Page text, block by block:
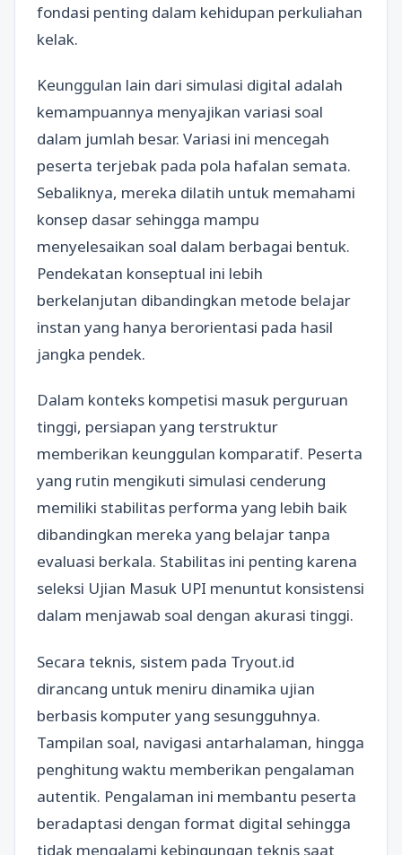
fondasi penting dalam kehidupan perkuliahan
kelak.
Keunggulan lain dari simulasi digital adalah
kemampuannya menyajikan variasi soal
dalam jumlah besar. Variasi ini mencegah
peserta terjebak pada pola hafalan semata.
Sebaliknya, mereka dilatih untuk memahami
konsep dasar sehingga mampu
menyelesaikan soal dalam berbagai bentuk.
Pendekatan konseptual ini lebih
berkelanjutan dibandingkan metode belajar
instan yang hanya berorientasi pada hasil
jangka pendek.
Dalam konteks kompetisi masuk perguruan
tinggi, persiapan yang terstruktur
memberikan keunggulan komparatif. Peserta
yang rutin mengikuti simulasi cenderung
memiliki stabilitas performa yang lebih baik
dibandingkan mereka yang belajar tanpa
evaluasi berkala. Stabilitas ini penting karena
seleksi Ujian Masuk UPI menuntut konsistensi
dalam menjawab soal dengan akurasi tinggi.
Secara teknis, sistem pada Tryout.id
dirancang untuk meniru dinamika ujian
berbasis komputer yang sesungguhnya.
Tampilan soal, navigasi antarhalaman, hingga
penghitung waktu memberikan pengalaman
autentik. Pengalaman ini membantu peserta
beradaptasi dengan format digital sehingga
tidak mengalami kebingungan teknis saat